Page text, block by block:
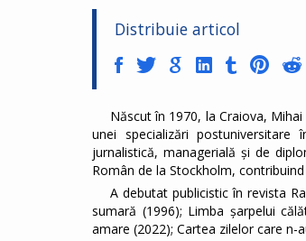
Distribuie articol
Născut în 1970, la Craiova,
unei specializări
jurnalistică, managerială și de
Român de la Stockholm,
A debutat publicistic în revista
sumară (1996); Limba șarpelui
amare (2022); Cartea zilelor care n-